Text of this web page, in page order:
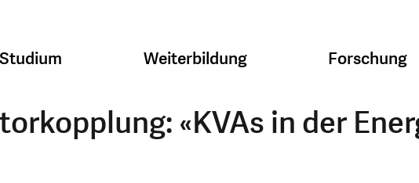
Studium Weiterbildung Forschung
«KVAs in der